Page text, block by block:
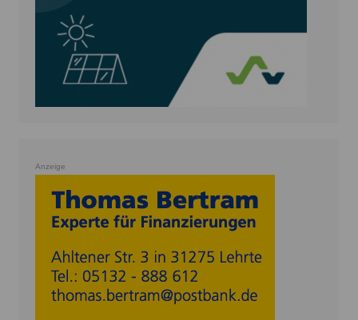
Anzeige